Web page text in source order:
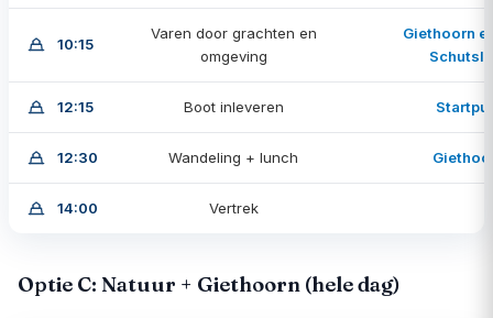
10:15
Varen door grachten en
omgeving
Giethoorn
12:15 Boot inleveren
12:30 Wandeling + lunch
14:00 Vertrek
Optie C: Natuur + Giethoorn (hele dag)